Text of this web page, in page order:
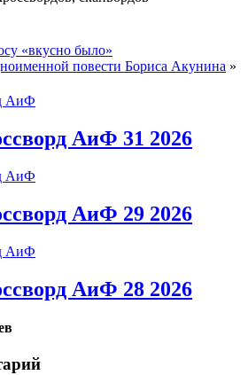
«вкусно было»
повести Бориса Акунина »
АиФ 31 2026
АиФ 29 2026
АиФ 28 2026